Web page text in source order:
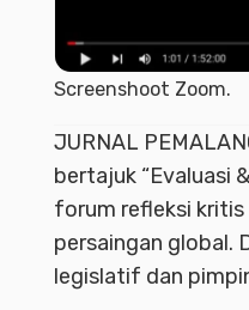
Screenshoot Zoom.
JURNAL
bertajuk “Evaluasi
forum refleksi
persaingan global.
legislatif dan